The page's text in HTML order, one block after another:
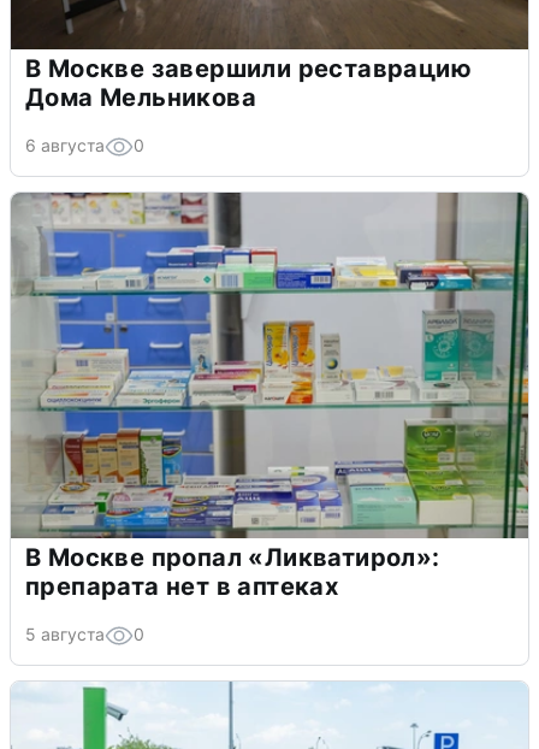
В Москве завершили реставрацию
Дома Мельникова
6 августа 0
В Москве пропал «Ликватирол»:
препарата нет в аптеках
5 августа 0